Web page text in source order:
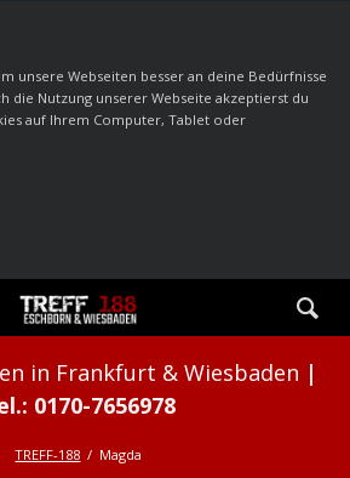
unsere Webseiten besser an deine Bedürfnisse
die Nutzung unserer Webseite akzeptierst du
auf Ihrem Computer, Tablet oder
in Frankfurt & Wiesbaden
TREFF-188 Magda